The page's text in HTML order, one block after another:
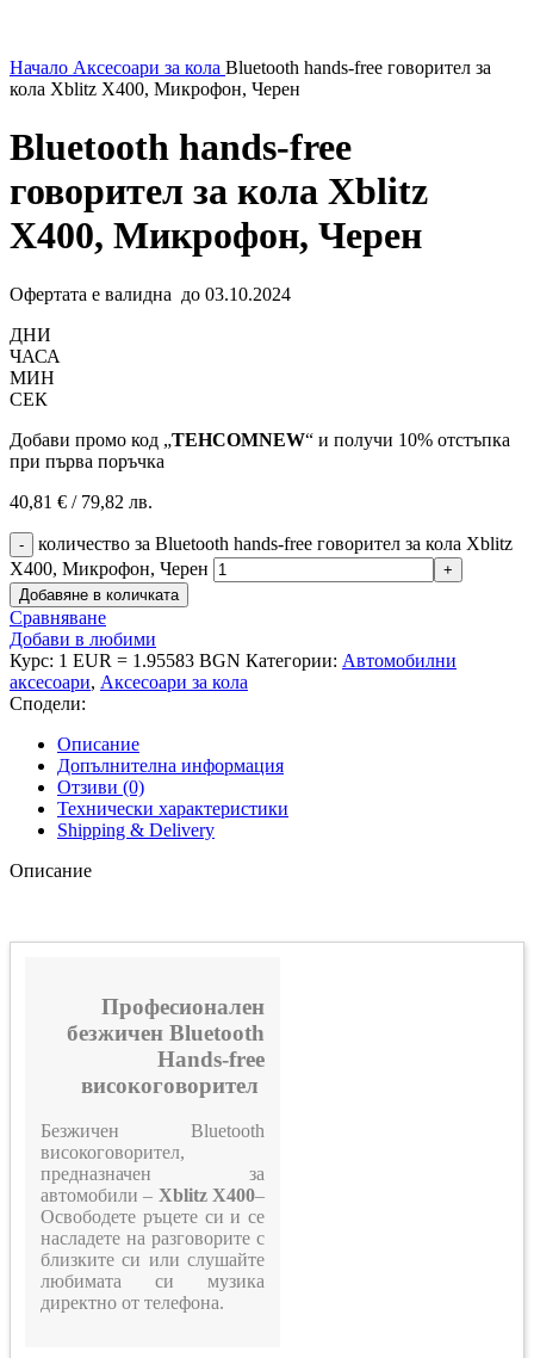
Начало Аксесоари за кола Bluetooth hands-free говорител за
кола Xblitz X400, Микрофон, Черен
Bluetooth hands-free
говорител за кола Xblitz
X400, Микрофон, Черен
Офертата е валидна до 03.10.2024
ДНИ
ЧАСА
МИН
СЕК
Добави промо код „TEHCOMNEW“ и получи 10% отстъпка
при първа поръчка
40,81 € / 79,82 лв.
количество за Bluetooth hands-free говорител за кола Xblitz
X400, Микрофон, Черен
Добавяне в количката
Сравняване
Добави в любими
Курс: 1 EUR = 1.95583 BGN Категории: Автомобилни
аксесоари, Аксесоари за кола
Сподели:
Описание
Допълнителна информация
Отзиви (0)
Технически характеристики
Shipping & Delivery
Описание
Професионален
безжичен Bluetooth
Hands-free
високоговорител
Безжичен Bluetooth
високоговорител,
предназначен за
автомобили – Xblitz X400–
Освободете ръцете си и се
насладете на разговорите с
близките си или слушайте
любимата си музика
директно от телефона.